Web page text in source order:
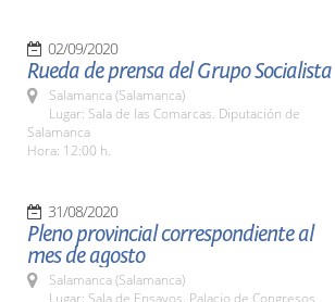
02/09/2020
Rueda de prensa del Grupo Socialista
Salamanca (Salamanca)
Lugar: Sala de las Comarcas. Diputación de
Salamanca
Hora: 12:00 h.
31/08/2020
Pleno provincial correspondiente al
mes de agosto
Salamanca (Salamanca)
Lugar: Sala de Ensayos. Palacio de Congresos